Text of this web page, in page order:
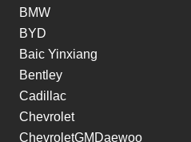
BMW
BYD
Baic Yinxiang
Bentley
Cadillac
Chevrolet
ChevroletGMDaewoo